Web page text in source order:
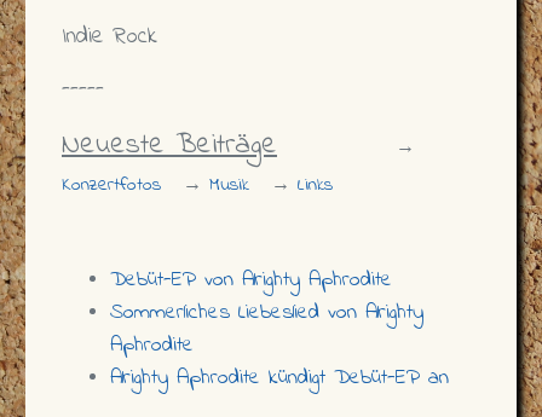
Indie Rock
-----
Neueste Beiträge
→
Konzertfotos → Musik → Links
Debüt-EP von Alrighty Aphrodite
Sommerliches Liebeslied von Alrighty
Aphrodite
Alrighty Aphrodite kündigt Debüt-EP an